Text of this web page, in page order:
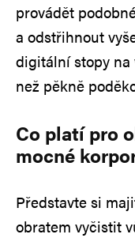
provádět
a odstřihnout
digitální stopy na
než pěkně
Co platí pro
mocné
Představte si
obratem vyčistit